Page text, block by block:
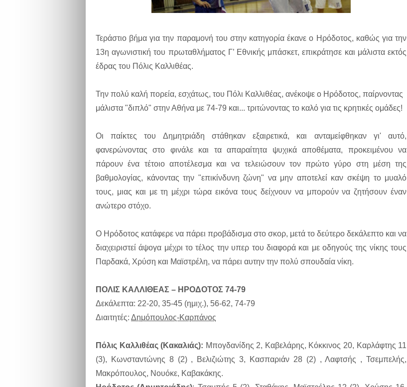
Τεράστιο βήμα για την παραμονή του στην κατηγορία έκανε ο Ηρόδοτος, καθώς για την
13η αγωνιστική του πρωταθλήματος Γ’ Εθνικής μπάσκετ, επικράτησε και μάλιστα εκτός
έδρας του Πόλις Καλλιθέας.
Την πολύ καλή πορεία, εσχάτως, του Πόλι Καλλιθέας, ανέκοψε ο Ηρόδοτος, παίρνοντας
μάλιστα "διπλό" στην Αθήνα με 74-79 και... τριτώνοντας το καλό για τις κρητικές ομάδες!
Οι παίκτες του Δημητριάδη στάθηκαν εξαιρετικά, και ανταμείφθηκαν γι' αυτό,
φανερώνοντας στο φινάλε και τα απαραίτητα ψυχικά αποθέματα, προκειμένου να
πάρουν ένα τέτοιο αποτέλεσμα και να τελειώσουν τον πρώτο γύρο στη μέση της
βαθμολογίας, κάνοντας την "επικίνδυνη ζώνη" να μην αποτελεί καν σκέψη το μυαλό
τους, μιας και με τη μέχρι τώρα εικόνα τους δείχνουν να μπορούν να ζητήσουν έναν
ανώτερο στόχο.
Ο Ηρόδοτος κατάφερε να πάρει προβάδισμα στο σκορ, μετά το δεύτερο δεκάλεπτο και να
διαχειριστεί άψογα μέχρι το τέλος την υπερ του διαφορά και με οδηγούς της νίκης τους
Παρδακά, Χρύση και Μαϊστρέλη, να πάρει αυτην την πολύ σπουδαία νίκη.
ΠΟΛΙΣ ΚΑΛΛΙΘΕΑΣ – ΗΡΟΔΟΤΟΣ 74-79
Δεκάλεπτα: 22-20, 35-45 (ημιχ.), 56-62, 74-79
Διαιτητές: Δημόπουλος-Καρπάνος
Πόλις Καλλιθέας (Κακαλιάς): Μπογδανίδης 2, Καβελάρης, Κόκκινος 20, Καρλάφτης 11
(3), Κωνσταντώνης 8 (2) , Βελιζιώτης 3, Κασπαριάν 28 (2) , Λαφτσής , Τσεμπελής,
Μακρόπουλος, Νουόκε, Καβακάκης.